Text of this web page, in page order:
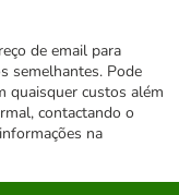
de email para
semelhantes. Pode
quaisquer custos além
contactando o
na